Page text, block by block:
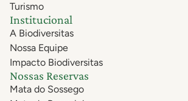
Turismo
Institucional
A Biodiversitas
Nossa Equipe
Impacto Biodiversitas
Nossas Reservas
Mata do Sossego